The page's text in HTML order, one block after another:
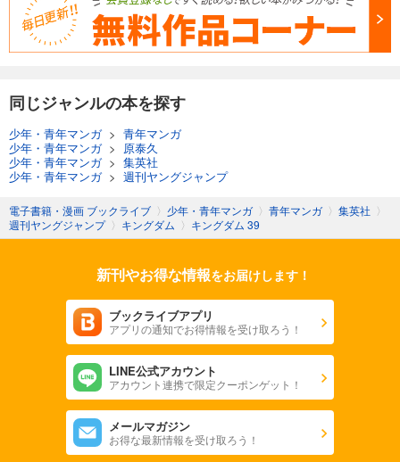
同じジャンルの本を探す
少年・青年マンガ> 青年マンガ
少年・青年マンガ> 原泰久
少年・青年マンガ> 集英社
少年・青年マンガ> 週刊ヤングジャンプ
電子書籍・漫画 ブックライブ 〉 少年・青年マンガ 〉 青年マンガ 〉 集英社 〉
週刊ヤングジャンプ 〉 キングダム 〉 キングダム 39
新刊やお得な情報をお届けします！
ブックライブアプリ
アプリの通知でお得情報を受け取ろう！
LINE公式アカウント
アカウント連携で限定クーポンゲット！
メールマガジン
お得な最新情報を受け取ろう！